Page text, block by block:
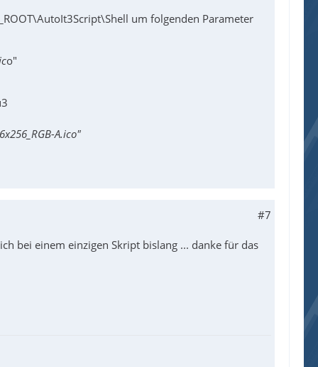
um folgenden Parameter
o"
A.ico"
#7
bei einem einzigen Skript bislang ... danke für das